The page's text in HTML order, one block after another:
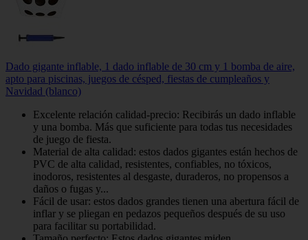
Dado gigante inflable, 1 dado inflable de 30 cm y 1 bomba de aire,
apto para piscinas, juegos de césped, fiestas de cumpleaños y
Navidad (blanco)
Excelente relación calidad-precio: Recibirás un dado inflable
y una bomba. Más que suficiente para todas tus necesidades
de juego de fiesta.
Material de alta calidad: estos dados gigantes están hechos de
PVC de alta calidad, resistentes, confiables, no tóxicos,
inodoros, resistentes al desgaste, duraderos, no propensos a
daños o fugas y...
Fácil de usar: estos dados grandes tienen una abertura fácil de
inflar y se pliegan en pedazos pequeños después de su uso
para facilitar su portabilidad.